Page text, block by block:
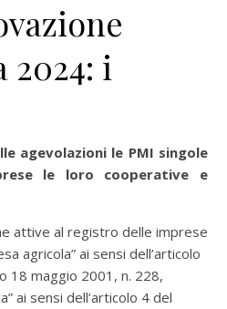
i
agevolazioni le PMI singole
le loro cooperative e
attive al registro delle imprese
agricola” ai sensi dell’articolo
18 maggio 2001, n. 228,
ai sensi dell’articolo 4 del